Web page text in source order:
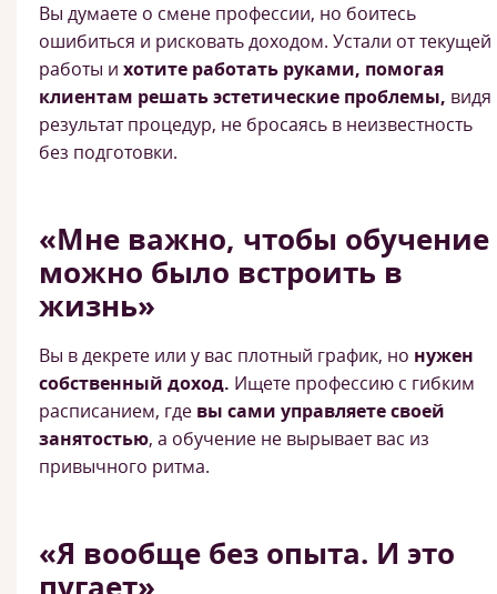
Вы думаете о смене профессии, но боитесь
ошибиться и рисковать доходом. Устали от текущей
работы и хотите работать руками, помогая
клиентам решать эстетические проблемы, видя
результат процедур, не бросаясь в неизвестность
без подготовки.
«Мне важно, чтобы обучение
можно было встроить в
жизнь»
Вы в декрете или у вас плотный график, но нужен
собственный доход. Ищете профессию с гибким
расписанием, где вы сами управляете своей
занятостью, а обучение не вырывает вас из
привычного ритма.
«Я вообще без опыта. И это